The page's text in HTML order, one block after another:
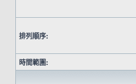
排列順序:
時間範圍: